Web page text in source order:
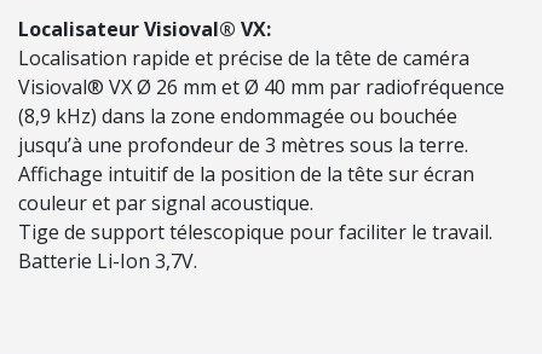
N
D
U
S
T
R
E
L
Localisateur Visioval® VX:
Localisation rapide et précise de la tête de caméra
Visioval® VX Ø 26 mm et Ø 40 mm par radiofréquence
(8,9 kHz) dans la zone endommagée ou bouchée
jusqu’à une profondeur de 3 mètres sous la terre.
Affichage intuitif de la position de la tête sur écran
couleur et par signal acoustique.
Tige de support télescopique pour faciliter le travail.
Batterie Li-Ion 3,7V.